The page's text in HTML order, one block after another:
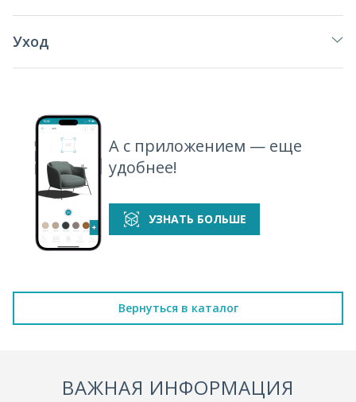
Уход
А с приложением — еще
удобнее!
УЗНАТЬ БОЛЬШЕ
Вернуться в каталог
ВАЖНАЯ ИНФОРМАЦИЯ